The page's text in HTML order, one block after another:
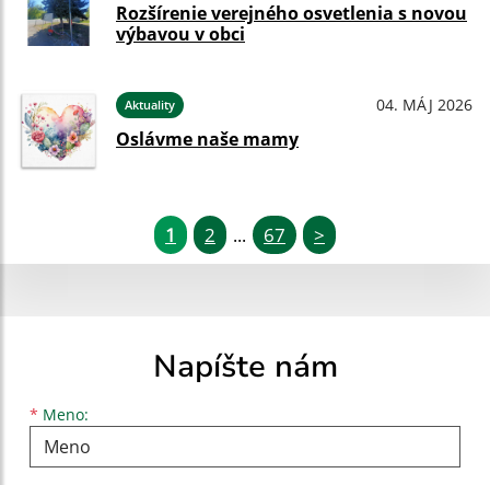
Rozšírenie verejného osvetlenia s novou
výbavou v obci
Aktuality 04. MÁJ 2026
Oslávme naše mamy
1 2 ... 67 >
Napíšte nám
* Meno:
Meno
Priezvisko
E-mailová adresa